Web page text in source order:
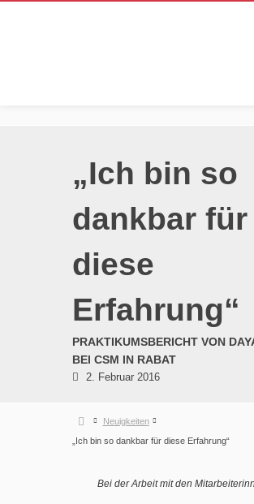
„Ich bin so
dankbar für
diese
Erfahrung“
PRAKTIKUMSBERICHT VON
BEI CSM IN RABAT
2. Februar 2016
Neuigkeiten
„Ich bin so dankbar für diese Erfahrung“
Bei der Arbeit mit den